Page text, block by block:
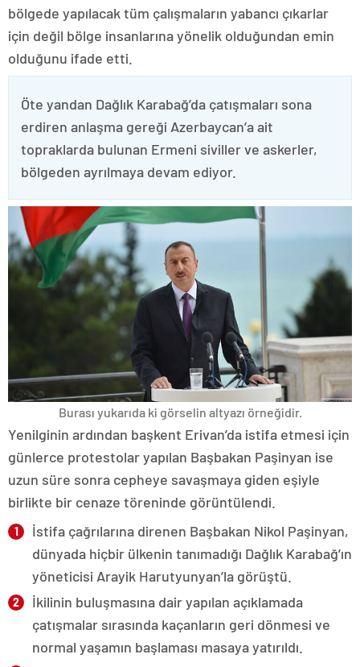
bölgede yapılacak tüm çalışmaların yabancı çıkarlar
için değil bölge insanlarına yönelik olduğundan emin
olduğunu ifade etti.
Öte yandan Dağlık Karabağ’da çatışmaları sona
erdiren anlaşma gereği Azerbaycan’a ait
topraklarda bulunan Ermeni siviller ve askerler,
bölgeden ayrılmaya devam ediyor.
Burası yukarıda ki görselin altyazı örneğidir.
Yenilginin ardından başkent Erivan’da istifa etmesi için
günlerce protestolar yapılan Başbakan Paşinyan ise
uzun süre sonra cepheye savaşmaya giden eşiyle
birlikte bir cenaze töreninde görüntülendi.
İstifa çağrılarına direnen Başbakan Nikol Paşinyan,
dünyada hiçbir ülkenin tanımadığı Dağlık Karabağ’ın
yöneticisi Arayik Harutyunyan’la görüştü.
İkilinin buluşmasına dair yapılan açıklamada
çatışmalar sırasında kaçanların geri dönmesi ve
normal yaşamın başlaması masaya yatırıldı.